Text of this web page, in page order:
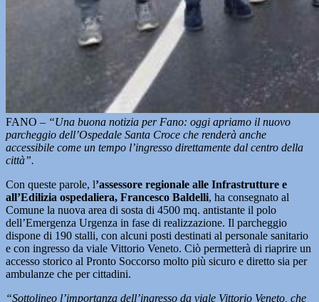
FANO – “Una buona notizia per Fano: oggi apriamo il nuovo
parcheggio dell’Ospedale Santa Croce che renderà anche
accessibile come un tempo l’ingresso direttamente dal centro della
città”.
Con queste parole, l’assessore regionale alle Infrastrutture e
all’Edilizia ospedaliera, Francesco Baldelli, ha consegnato al
Comune la nuova area di sosta di 4500 mq. antistante il polo
dell’Emergenza Urgenza in fase di realizzazione. Il parcheggio
dispone di 190 stalli, con alcuni posti destinati al personale sanitario
e con ingresso da viale Vittorio Veneto. Ciò permetterà di riaprire un
accesso storico al Pronto Soccorso molto più sicuro e diretto sia per
ambulanze che per cittadini.
“Sottolineo l’importanza dell’ingresso da viale Vittorio Veneto, che